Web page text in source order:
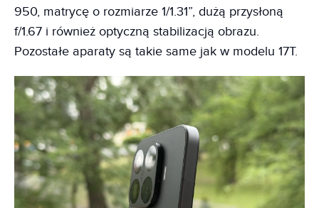
950, matrycę o rozmiarze 1/1.31”, dużą przysłoną
f/1.67 i również optyczną stabilizacją obrazu.
Pozostałe aparaty są takie same jak w modelu 17T.